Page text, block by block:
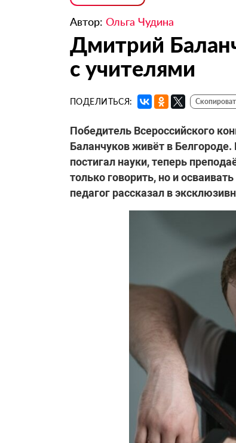
Автор: Ольга Чудина
Дмитрий
с учителями
ПОДЕЛИТЬСЯ:
Победитель Всероссийского
Баланчуков живёт в
постигал науки, теперь
только говорить, но и
педагог рассказал в